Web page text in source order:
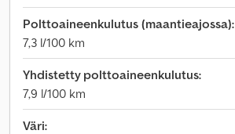
Polttoaineenkulutus (maantieajossa):
7,3 l/100 km
Yhdistetty polttoaineenkulutus:
7,9 l/100 km
Väri: